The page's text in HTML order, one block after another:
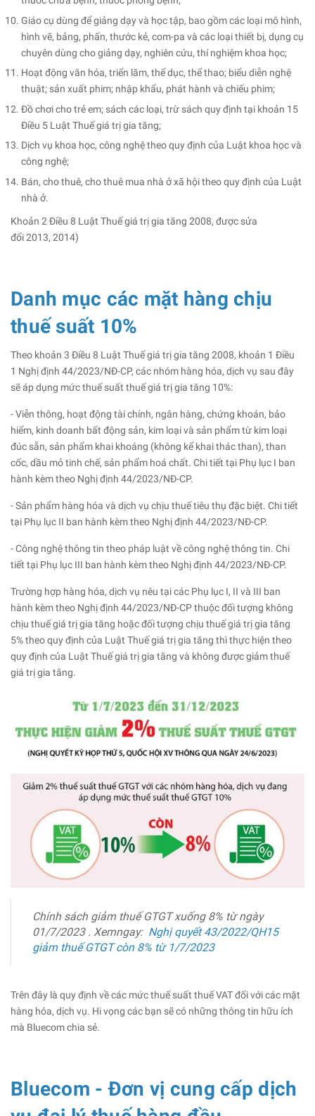
Giáo cụ dùng để giảng dạy và học tập, bao gồm các loại mô hình,
hình vẽ, bảng, phấn, thước kẻ, com-pa và các loại thiết bị, dụng cụ
chuyên dùng cho giảng dạy, nghiên cứu, thí nghiệm khoa học;
Hoạt động văn hóa, triển lãm, thể dục, thể thao; biểu diễn nghệ
thuật; sản xuất phim; nhập khẩu, phát hành và chiếu phim;
Đồ chơi cho trẻ em; sách các loại, trừ sách quy định tại khoản 15
Điều 5 Luật Thuế giá trị gia tăng;
Dịch vụ khoa học, công nghệ theo quy định của Luật khoa học và
công nghệ;
Bán, cho thuê, cho thuê mua nhà ở xã hội theo quy định của Luật
nhà ở.
Khoản 2 Điều 8 Luật Thuế giá trị gia tăng 2008, được sửa
đổi 2013, 2014)
Danh mục các mặt hàng chịu
thuế suất 10%
Theo khoản 3 Điều 8 Luật Thuế giá trị gia tăng 2008, khoản 1 Điều
1 Nghị định 44/2023/NĐ-CP, các nhóm hàng hóa, dịch vụ sau đây
sẽ áp dụng mức thuế suất thuế giá trị gia tăng 10%:
- Viễn thông, hoạt động tài chính, ngân hàng, chứng khoán, bảo
hiểm, kinh doanh bất động sản, kim loại và sản phẩm từ kim loại
đúc sẵn, sản phẩm khai khoáng (không kể khai thác than), than
cốc, dầu mỏ tinh chế, sản phẩm hoá chất. Chi tiết tại Phụ lục I ban
hành kèm theo Nghị định 44/2023/NĐ-CP.
- Sản phẩm hàng hóa và dịch vụ chịu thuế tiêu thụ đặc biệt. Chi tiết
tại Phụ lục II ban hành kèm theo Nghị định 44/2023/NĐ-CP.
- Công nghệ thông tin theo pháp luật về công nghệ thông tin. Chi
tiết tại Phụ lục III ban hành kèm theo Nghị định 44/2023/NĐ-CP.
Trường hợp hàng hóa, dịch vụ nêu tại các Phụ lục I, II và III ban
hành kèm theo Nghị định 44/2023/NĐ-CP thuộc đối tượng không
chịu thuế giá trị gia tăng hoặc đối tượng chịu thuế giá trị gia tăng
5% theo quy định của Luật Thuế giá trị gia tăng thì thực hiện theo
quy định của Luật Thuế giá trị gia tăng và không được giảm thuế
giá trị gia tăng.
Chính sách giảm thuế GTGT xuống 8% từ ngày
01/7/2023 . Xemngay: Nghị quyết 43/2022/QH15
giảm thuế GTGT còn 8% từ 1/7/2023
Trên đây là quy định về các mức thuế suất thuế VAT đối với các mặt
hàng hóa, dịch vụ. Hi vọng các bạn sẽ có những thông tin hữu ích
mà Bluecom chia sẻ.
Bluecom - Đơn vị cung cấp dịch